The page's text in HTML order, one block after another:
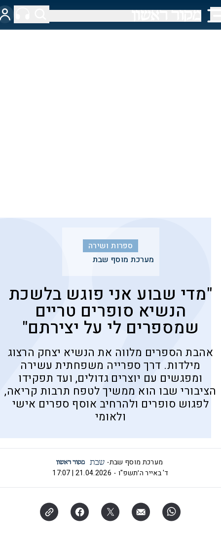
ספרות ושירה
מערכת מוסף שבת
"מדי שבוע אני פוגש בלשכת
הנשיא סופרים טריים
שמספרים לי על יצירתם"
אהבת הספרים מלווה את הנשיא יצחק הרצוג
מילדות. דרך ספרייה משפחתית עשירה
ומפגשים עם יוצרים גדולים, ועד תפקידו
הציבורי שבו הוא ממשיך לטפח תרבות קריאה,
לפגוש סופרים ולהרחיב אוסף ספרים אישי
ולאומי
מערכת מוסף שבת
ד' באייר ה׳תשפ"ו
21.04.2026 | 17:07